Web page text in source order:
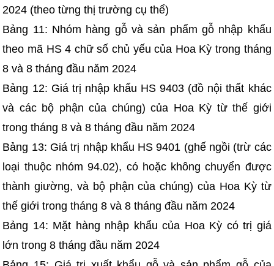
2024 (theo từng thị trường cụ thể)
Bảng 11: Nhóm hàng gỗ và sản phẩm gỗ nhập khẩu
theo mã HS 4 chữ số chủ yếu của Hoa Kỳ trong tháng
8 và 8 tháng đầu năm 2024
Bảng 12: Giá trị nhập khẩu HS 9403 (đồ nội thất khác
và các bộ phận của chúng) của Hoa Kỳ từ thế giới
trong tháng 8 và 8 tháng đầu năm 2024
Bảng 13: Giá trị nhập khẩu HS 9401 (ghế ngồi (trừ các
loại thuộc nhóm 94.02), có hoặc không chuyển được
thành giường, và bộ phận của chúng) của Hoa Kỳ từ
thế giới trong tháng 8 và 8 tháng đầu năm 2024
Bảng 14: Mặt hàng nhập khẩu của Hoa Kỳ có trị giá
lớn trong 8 tháng đầu năm 2024